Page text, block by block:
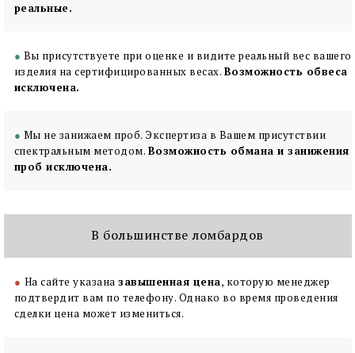
Производится в течение нескольких минут
Оформление акта оценки
определяется цена выкупа
● На сайте указаназавышенная цена, которую менеджер
подтвердит вам по телефону. Однако во время проведения
сделки цена может измениться.
реальные.
● Вы присутствуете при оценке и видите реальный вес вашего
изделия на сертифицированных весах. Возможность обвеса
исключена.
● Мы не занижаем проб. Экспертиза в Вашем присутствии
спектральным методом. Возможность обмана и занижения
проб исключена.
В большинстве ломбардов